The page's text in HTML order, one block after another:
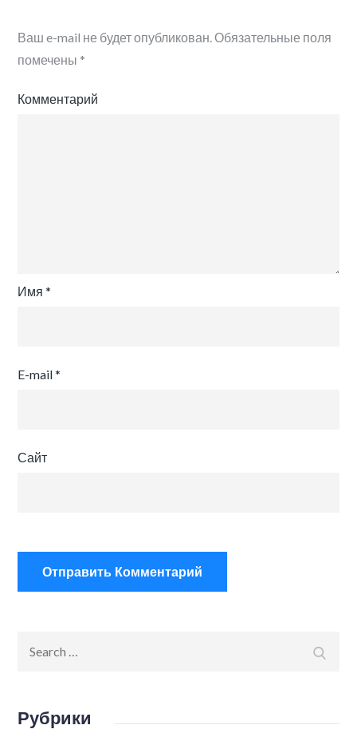
Ваш e-mail не будет опубликован.Обязательные поля
помечены *
Комментарий
Имя*
E-mail*
Сайт
Рубрики